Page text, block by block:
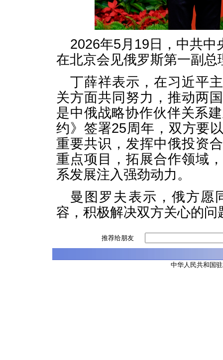
2026年5月19日，中共中
在北京会见俄罗斯第一副总
丁薛祥表示，在习近平
关方面共同努力，推动两
是中俄战略协作伙伴关系
约》签署25周年，双方要
重要共识，发挥中俄投资
重点项目，拓展合作领域
系发展注入强劲动力。
曼图罗夫表示，俄方愿
容，积极解决双方关心的
推荐给朋友
中华人民共和国